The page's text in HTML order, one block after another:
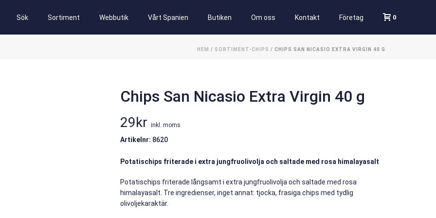
Sök Sortiment Webbutik Vårt Spanien Butiken Om oss Kontakt Företag 0
HEM / SORTIMENT-CHIPS / CHIPS SAN NICASIO EXTRA VIRGIN 40 G
Chips San Nicasio Extra Virgin 40 g
29kr inkl. moms
Artikelnr: 8620
Potatischips friterade i extra jungfruolivolja och saltade med rosa himalayasalt
Potatischips friterade långsamt i extra jungfruolivolja och saltade med rosa
himalayasalt. Tre ingredienser, inget annat: tjocka, frasiga chips med tydlig
olivoljekaraktär.